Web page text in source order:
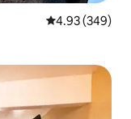
औसत रेटिंग 5 में से
4.93 (349)